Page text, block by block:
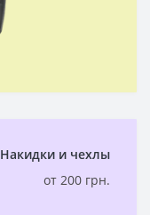
Накидки и чехлы
от 200 грн.